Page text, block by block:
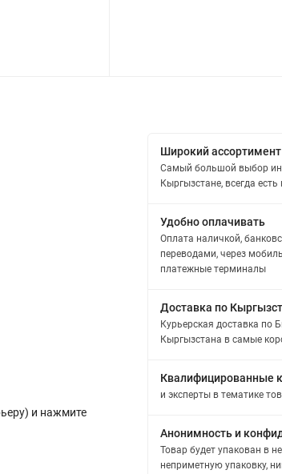
и нажмите
Широкий ассортимент
Самый большой выбор
Кыргызстане, всегда есть
Удобно оплачивать
Оплата наличкой,
переводами, через
платежные терминалы
Доставка по
Курьерская доставка по
Кыргызстана в самые
Квалифицированные
и эксперты в тематике
Анонимность и
Товар будет упакован в
неприметную упаковку,